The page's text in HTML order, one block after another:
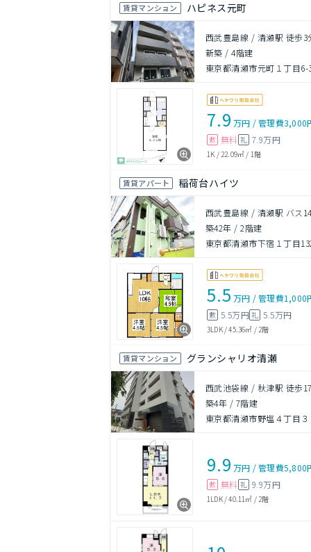
賃貸マンション ハピネス元町
西武豊島線 / 清瀬駅 徒歩3
新築 /4階建
東京都清瀬市元町１丁目6-
7.9 万円 /管理費3,000
敷 無料 礼 7.9万円
1K /22.09㎡ / 1階
賃貸アパート 稲荷台ハイツ
西武豊島線 / 清瀬駅 バス
築42年 /2階建
東京都清瀬市下宿１丁目
5.5 万円 /管理費1,000
敷 5.5万円礼 5.5万円
3LDK/45.36㎡ /2階
賃貸マンション グランシャリオ清瀬
西武池袋線 / 秋津駅 徒歩
築4年 / 7階建
東京都清瀬市野塩４丁目３
9.9 万円 /管理費5,800
敷 無料 礼 9.9万円
1LDK/40.11㎡ / 2階